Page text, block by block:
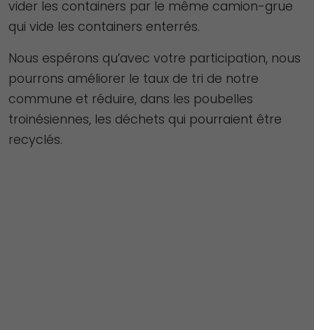
vider les containers par le même camion-grue
qui vide les containers enterrés.
Nous espérons qu’avec votre participation, nous
pourrons améliorer le taux de tri de notre
commune et réduire, dans les poubelles
troinésiennes, les déchets qui pourraient être
recyclés.